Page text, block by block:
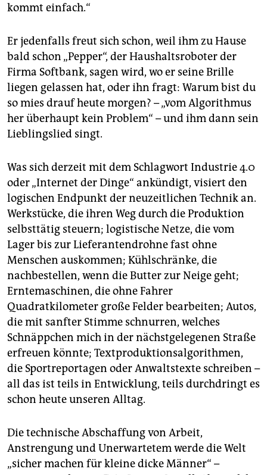
kommt einfach.“
Er jedenfalls freut sich schon, weil ihm zu Hause
bald schon „Pepper“, der Haushaltsroboter der
Firma Softbank, sagen wird, wo er seine Brille
liegen gelassen hat, oder ihn fragt: Warum bist du
so mies drauf heute morgen? – „vom Algorithmus
her überhaupt kein Problem“ – und ihm dann sein
Lieblingslied singt.
Was sich derzeit mit dem Schlagwort Industrie 4.0
oder „Internet der Dinge“ ankündigt, visiert den
logischen Endpunkt der neuzeitlichen Technik an.
Werkstücke, die ihren Weg durch die Produktion
selbsttätig steuern; logistische Netze, die vom
Lager bis zur Lieferantendrohne fast ohne
Menschen auskommen; Kühlschränke, die
nachbestellen, wenn die Butter zur Neige geht;
Erntemaschinen, die ohne Fahrer
Quadratkilometer große Felder bearbeiten; Autos,
die mit sanfter Stimme schnurren, welches
Schnäppchen mich in der nächstgelegenen Straße
erfreuen könnte; Textproduktionsalgorithmen,
die Sportreportagen oder Anwaltstexte schreiben –
all das ist teils in Entwicklung, teils durchdringt es
schon heute unseren Alltag.
Die technische Abschaffung von Arbeit,
Anstrengung und Unerwartetem werde die Welt
„sicher machen für kleine dicke Männer“ –